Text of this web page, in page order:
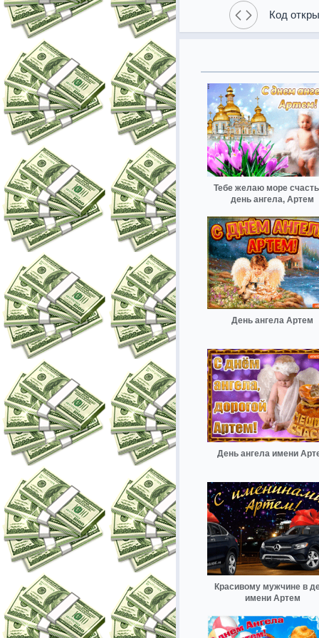
Код
Тебе желаю море
день ангела, Артем
День ангела Артем
День ангела имени
Красивому мужчине в
имени Артем